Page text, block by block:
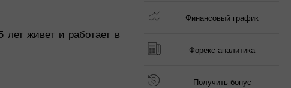
живет и работает в
Финансовый график
Форекс-аналитика
Получить бонус